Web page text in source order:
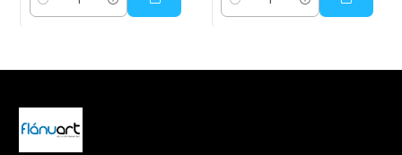
Quantidade Quantidade